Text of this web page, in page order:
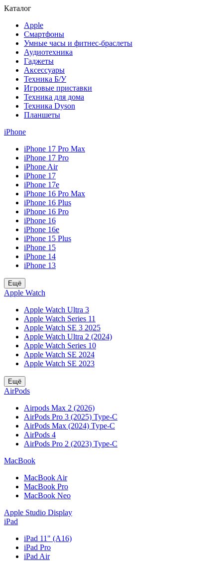
Каталог
Apple
Смартфоны
Умные часы и фитнес-браслеты
Аудиотехника
Гаджеты
Аксессуары
Техника Б/У
Игровые приставки
Техника для дома
Техника Dyson
Планшеты
iPhone
iPhone 17 Pro Max
iPhone 17 Pro
iPhone Air
iPhone 17
iPhone 17e
iPhone 16 Pro Max
iPhone 16 Plus
iPhone 16 Pro
iPhone 16
iPhone 16e
iPhone 15 Plus
iPhone 15
iPhone 14
iPhone 13
Ещё
Apple Watch
Apple Watch Ultra 3
Apple Watch Series 11
Apple Watch SE 3 2025
Apple Watch Ultra 2 (2024)
Apple Watch Series 10
Apple Watch SE 2024
Apple Watch SE 2023
Ещё
AirPods
Airpods Max 2 (2026)
AirPods Pro 3 (2025) Type-C
AirPods Max (2024) Type-C
AirPods 4
AirPods Pro 2 (2023) Type-C
MacBook
MacBook Air
MacBook Pro
MacBook Neo
Apple Studio Display
iPad
iPad 11" (A16)
iPad Pro
iPad Air